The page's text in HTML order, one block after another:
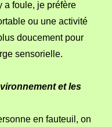
a foule, je préfère
ou une activité
doucement pour
sensorielle.
et les
en fauteuil, on